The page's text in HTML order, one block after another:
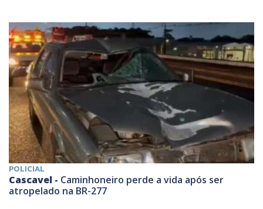
POLICIAL
Cascavel - Caminhoneiro perde a vida após ser
atropelado na BR-277